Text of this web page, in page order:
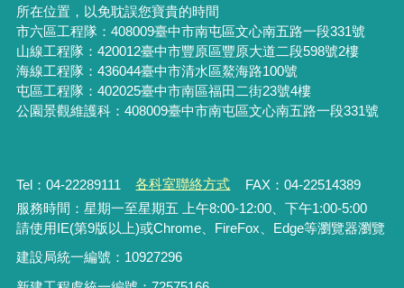
所在位置，以免耽誤您寶貴的時間
市六區工程隊：408009臺中市南屯區文心南五路一段331號
山線工程隊：420012臺中市豐原區豐原大道二段598號2樓
海線工程隊：436044臺中市清水區鰲海路100號
屯區工程隊：402025臺中市南區福田二街23號4樓
公園景觀維護科：408009臺中市南屯區文心南五路一段331號
Tel：04-22289111 各科室聯絡方式
FAX：04-22514389
服務時間：星期一至星期五 上午8:00-12:00、下午1:00-5:00
請使用IE(第9版以上)或Chrome、FireFox、Edge等瀏覽器瀏覽
建設局統一編號：10927296